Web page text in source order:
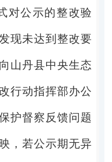
对公示的整改验
现未达到整改要
山丹县中央生态
行动指挥部办公
护督察反馈问题
，若公示期无异